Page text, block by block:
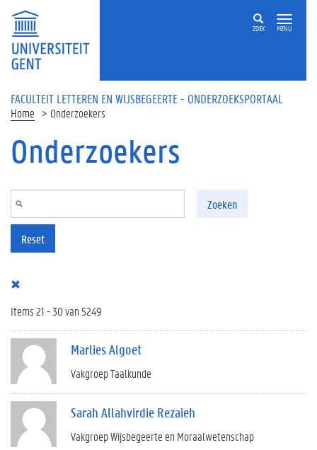
Overslaan en naar de inhoud gaan
ZOEK MENU
FACULTEIT LETTEREN EN WIJSBEGEERTE - ONDERZOEKSPORTAAL
Home Onderzoekers
Onderzoekers
Zoeken
Reset
Items 21 - 30 van 5249
Marlies Algoet
Vakgroep Taalkunde
Sarah Allahvirdie Rezaieh
Vakgroep Wijsbegeerte en Moraalwetenschap